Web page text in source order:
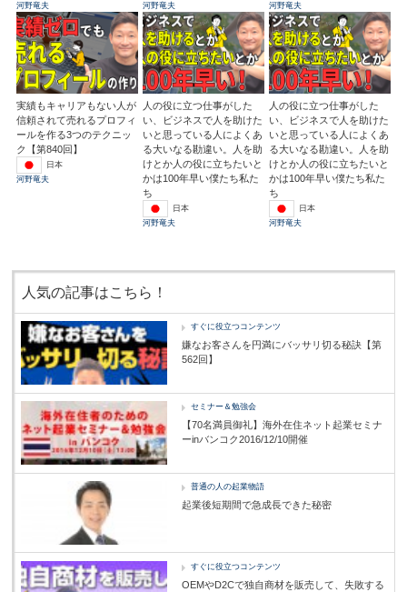
河野竜夫
河野竜夫
河野竜夫
実績もキャリアもない人が
信頼されて売れるプロフィ
ールを作る3つのテクニッ
ク【第840回】
日本
河野竜夫
人の役に立つ仕事がした
い、ビジネスで人を助けた
いと思っている人によくあ
る大いなる勘違い。人を助
けとか人の役に立ちたいと
かは100年早い僕たち私た
ち
日本
河野竜夫
人の役に立つ仕事がした
い、ビジネスで人を助けた
いと思っている人によくあ
る大いなる勘違い。人を助
けとか人の役に立ちたいと
かは100年早い僕たち私た
ち
日本
河野竜夫
人気の記事はこちら！
すぐに役立つコンテンツ
嫌なお客さんを円満にバッサリ切る秘訣【第
562回】
セミナー＆勉強会
【70名満員御礼】海外在住ネット起業セミナ
ーinバンコク2016/12/10開催
普通の人の起業物語
起業後短期間で急成長できた秘密
すぐに役立つコンテンツ
OEMやD2Cで独自商材を販売して、失敗する